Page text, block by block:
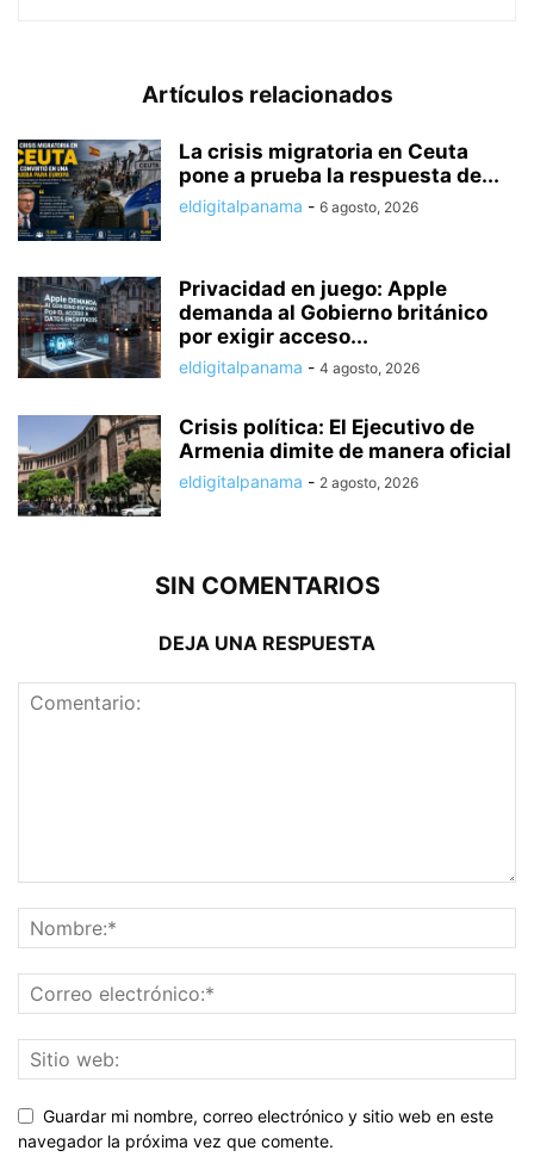
Artículos relacionados
La crisis migratoria en Ceuta
pone a prueba la respuesta de...
eldigitalpanama - 6 agosto, 2026
Privacidad en juego: Apple
demanda al Gobierno británico
por exigir acceso...
eldigitalpanama - 4 agosto, 2026
Crisis política: El Ejecutivo de
Armenia dimite de manera oficial
eldigitalpanama - 2 agosto, 2026
SIN COMENTARIOS
DEJA UNA RESPUESTA
Guardar mi nombre, correo electrónico y sitio web en este
navegador la próxima vez que comente.